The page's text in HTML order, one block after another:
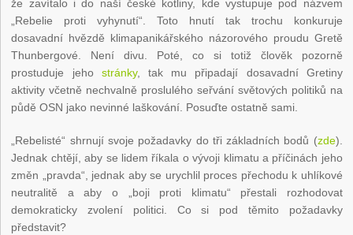
že zavítalo i do naší české kotliny, kde vystupuje pod názvem
„Rebelie proti vyhynutí“. Toto hnutí tak trochu konkuruje
dosavadní hvězdě klimapanikářského názorového proudu Gretě
Thunbergové. Není divu. Poté, co si totiž člověk pozorně
prostuduje jeho stránky, tak mu připadají dosavadní Gretiny
aktivity včetně nechvalně proslulého seřvání světových politiků na
půdě OSN jako nevinné laškování. Posuďte ostatně sami.
„Rebelisté“ shrnují svoje požadavky do tři základních bodů (zde).
Jednak chtějí, aby se lidem říkala o vývoji klimatu a příčinách jeho
změn „pravda“, jednak aby se urychlil proces přechodu k uhlíkové
neutralitě a aby o „boji proti klimatu“ přestali rozhodovat
demokraticky zvolení politici. Co si pod těmito požadavky
představit?